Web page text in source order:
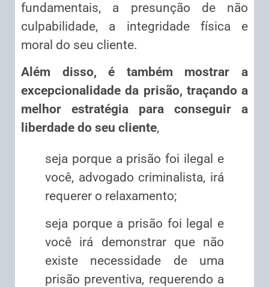
fundamentais, a presunção de não
culpabilidade, a integridade física e
moral do seu cliente.
Além disso, é também mostrar a
excepcionalidade da prisão, traçando a
melhor estratégia para conseguir a
liberdade do seu cliente,
seja porque a prisão foi ilegal e
você, advogado criminalista, irá
requerer o relaxamento;
seja porque a prisão foi legal e
você irá demonstrar que não
existe necessidade de uma
prisão preventiva, requerendo a